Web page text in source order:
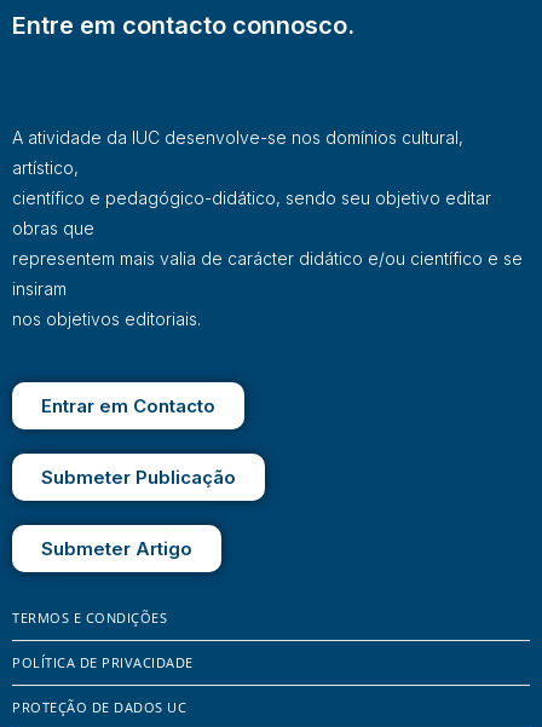
Entre em contacto connosco.
A atividade da IUC desenvolve-se nos domínios cultural,
artístico,
científico e pedagógico-didático, sendo seu objetivo editar
obras que
representem mais valia de carácter didático e/ou científico e se
insiram
nos objetivos editoriais.
Entrar em Contacto
Submeter Publicação
Submeter Artigo
TERMOS E CONDIÇÕES
POLÍTICA DE PRIVACIDADE
PROTEÇÃO DE DADOS UC